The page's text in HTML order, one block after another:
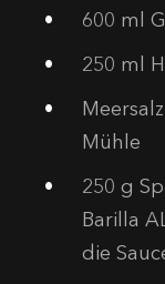
600 ml
250 ml
Mühle
250 g
Barilla
die